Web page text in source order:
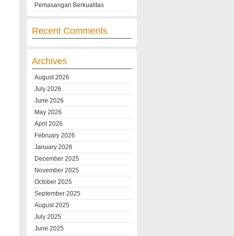
Pemasangan Berkualitas
Recent Comments
Archives
August 2026
July 2026
June 2026
May 2026
April 2026
February 2026
January 2026
December 2025
November 2025
October 2025
September 2025
August 2025
July 2025
June 2025